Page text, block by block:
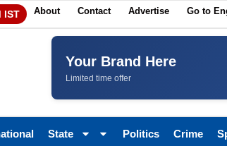
IST About Contact Advertise Go to
Your Brand Here
Limited time offer
State Politics Crime